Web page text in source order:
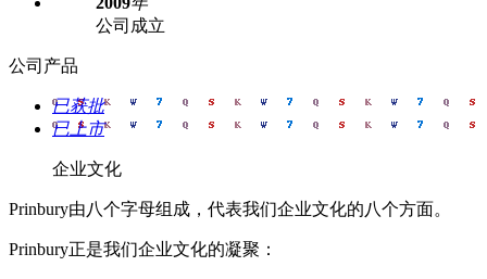
公司成立
公司产品
已获批
已上市
企业文化
Prinbury由八个字母组成，代表我们企业文化的八个方面。
Prinbury正是我们企业文化的凝聚：